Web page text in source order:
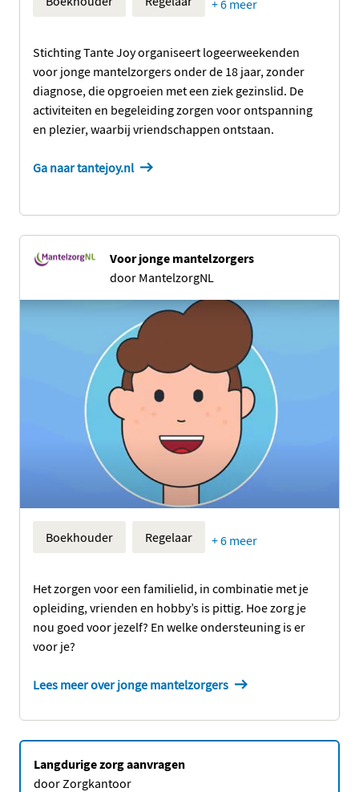
+ 6 meer
Stichting Tante Joy organiseert logeerweekenden
voor jonge mantelzorgers onder de 18 jaar, zonder
diagnose, die opgroeien met een ziek gezinslid. De
activiteiten en begeleiding zorgen voor ontspanning
en plezier, waarbij vriendschappen ontstaan.
Ga naar tantejoy.nl
Voor jonge mantelzorgers
door MantelzorgNL
Boekhouder Regelaar + 6 meer
Het zorgen voor een familielid, in combinatie met je
opleiding, vrienden en hobby’s is pittig. Hoe zorg je
nou goed voor jezelf? En welke ondersteuning is er
voor je?
Lees meer over jonge mantelzorgers
Langdurige zorg aanvragen
door Zorgkantoor